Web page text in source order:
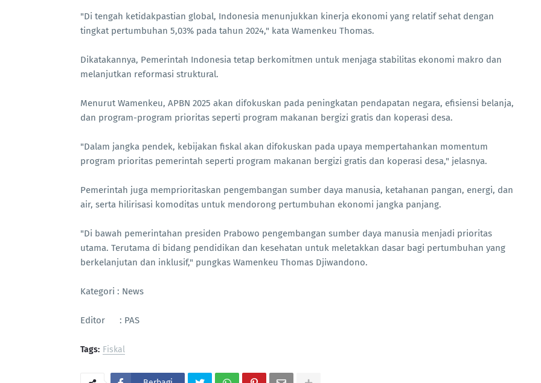
"Di tengah ketidakpastian global, Indonesia menunjukkan kinerja ekonomi yang relatif sehat dengan
tingkat pertumbuhan 5,03% pada tahun 2024," kata Wamenkeu Thomas.
Dikatakannya, Pemerintah Indonesia tetap berkomitmen untuk menjaga stabilitas ekonomi makro dan
melanjutkan reformasi struktural.
Menurut Wamenkeu, APBN 2025 akan difokuskan pada peningkatan pendapatan negara, efisiensi belanja,
dan program-program prioritas seperti program makanan bergizi gratis dan koperasi desa.
"Dalam jangka pendek, kebijakan fiskal akan difokuskan pada upaya mempertahankan momentum
program prioritas pemerintah seperti program makanan bergizi gratis dan koperasi desa," jelasnya.
Pemerintah juga memprioritaskan pengembangan sumber daya manusia, ketahanan pangan, energi, dan
air, serta hilirisasi komoditas untuk mendorong pertumbuhan ekonomi jangka panjang.
"Di bawah pemerintahan presiden Prabowo pengembangan sumber daya manusia menjadi prioritas
utama. Terutama di bidang pendidikan dan kesehatan untuk meletakkan dasar bagi pertumbuhan yang
berkelanjutan dan inklusif," pungkas Wamenkeu Thomas Djiwandono.
Kategori : News
Editor : PAS
Tags: Fiskal